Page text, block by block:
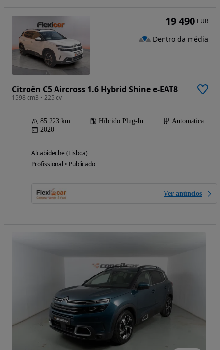
Citroën C5 Aircross 1.6 Hybrid Shine e-EAT8
1598 cm3 • 225 cv
85 223 km Híbrido Plug-In
Automática
2020
Alcabideche (Lisboa)
Profissional • Publicado
Ver anúncios
19 490 EUR
Dentro da média